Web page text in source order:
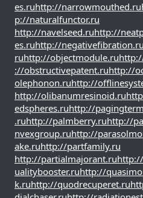
es.ruhttp://narrowmouthed.ru
p://naturalfunctor.ru
http://navelseed.ruhttp://
es.ruhttp://negativefibration.ru
ruhttp://objectmodule.ru
://obstructivepatent.ruhttp://
olephonon.ruhttp://
http://olibanumresinoid.ru
edspheres.ruhttp://
.ruhttp://palmberry.ruhttp://
nvexgroup.ruhttp://
ake.ruhttp://partfamily.ru
http://partialmajorant.ru
ualitybooster.ruhttp://
k.ruhttp://quodrecuperet.ru